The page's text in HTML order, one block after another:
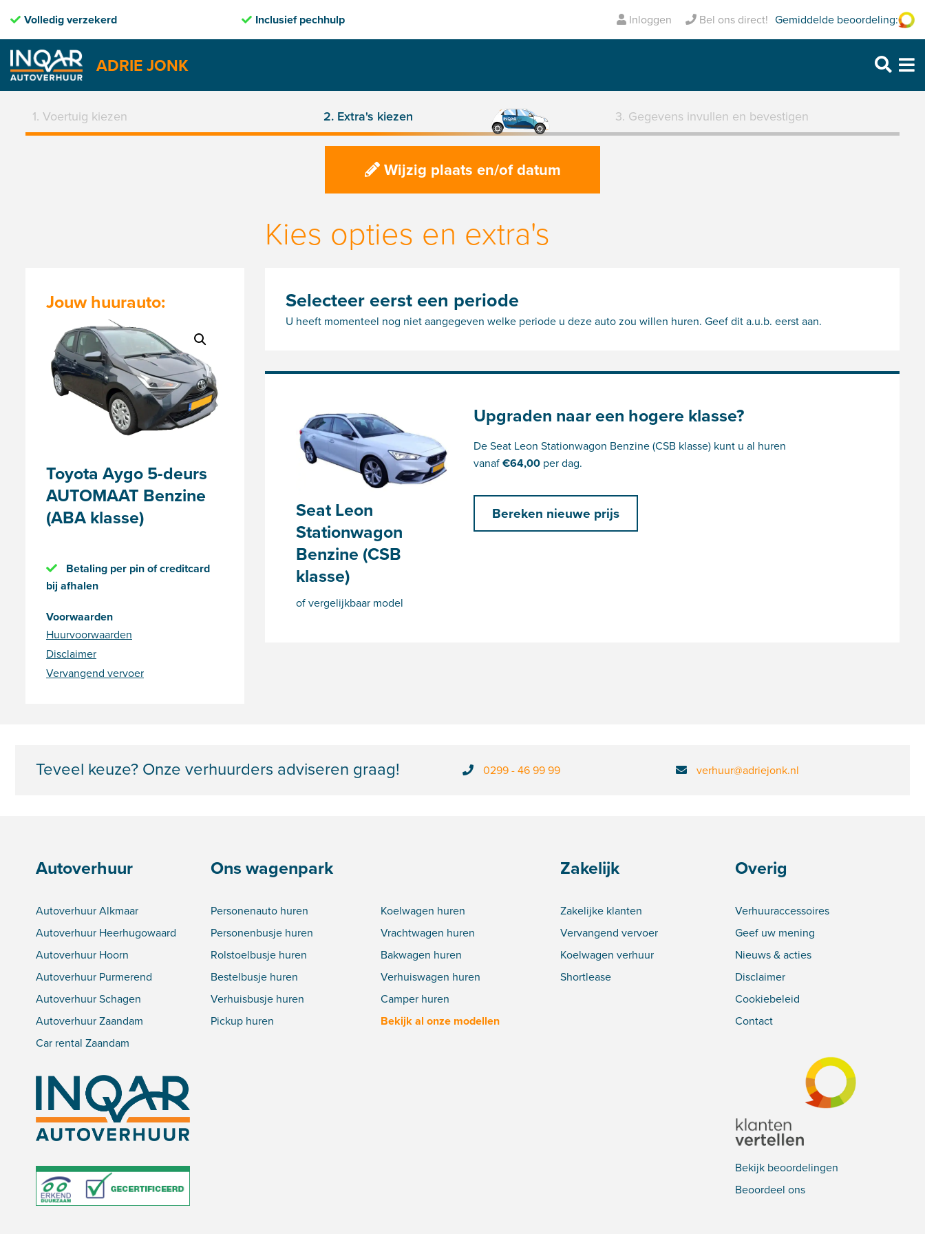
Volledig verzekerd Inclusief pechhulp
Inloggen
Bel ons direct!
Purmerend: 0299 – 469 999
Gemiddelde beoordeling:
ADRIE JONK
Skip
content1. Voertuig kiezen 2. Extra's kiezen 3. Gegevens invullen en bevestigen
Wijzig plaats en/of datum
Kies opties en extra's
Jouw huurauto:
Toyota Aygo 5-deurs
AUTOMAAT Benzine
(ABA klasse)
Betaling per pin of creditcard
bij afhalen
Voorwaarden
Huurvoorwaarden
Disclaimer
Vervangend vervoer
Selecteer eerst een periode
U heeft momenteel nog niet aangegeven welke periode u deze auto zou willen huren. Geef dit a.u.b. eerst aan.
Seat Leon
Stationwagon
Benzine (CSB
klasse)
of vergelijkbaar model
Upgraden naar een hogere klasse?
De Seat Leon Stationwagon Benzine (CSB klasse) kunt u al huren
vanaf€64,00 per dag.
Bereken nieuwe prijs
Teveel keuze? Onze verhuurders adviseren graag! 0299 - 46 99 99 verhuur@adriejonk.nl
Autoverhuur
Autoverhuur Alkmaar
Autoverhuur Heerhugowaard
Autoverhuur Hoorn
Autoverhuur Purmerend
Autoverhuur Schagen
Autoverhuur Zaandam
Car rental Zaandam
Ons wagenpark
Personenauto huren
Personenbusje huren
Rolstoelbusje huren
Bestelbusje huren
Verhuisbusje huren
Pickup huren
Koelwagen huren
Vrachtwagen huren
Bakwagen huren
Verhuiswagen huren
Camper huren
Bekijk al onze modellen
Zakelijk
Zakelijke klanten
Vervangend vervoer
Koelwagen verhuur
Shortlease
Overig
Verhuuraccessoires
Geef uw mening
Nieuws & acties
Disclaimer
Cookiebeleid
Contact
Bekijk beoordelingen
Beoordeel ons